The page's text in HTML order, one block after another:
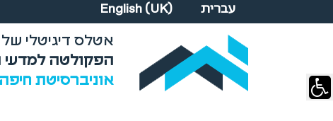
Select your language
עברית
English (UK)
אטלס דיגיטלי של העולם
הפקולטה למדעי
אוניברסיטת חיפה